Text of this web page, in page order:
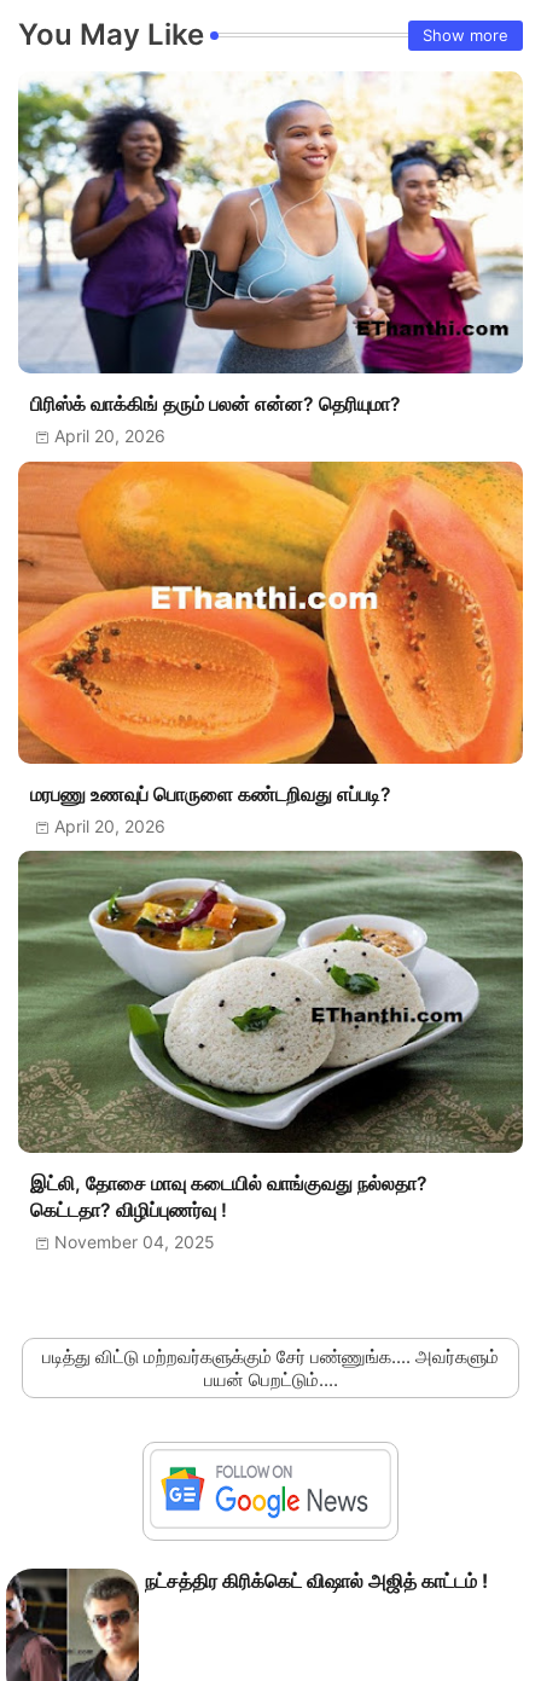
You May Like Show more
பிரிஸ்க் வாக்கிங் தரும் பலன் என்ன? தெரியுமா?
April 20, 2026
மரபணு உணவுப் பொருளை கண்டறிவது எப்படி?
April 20, 2026
இட்லி, தோசை மாவு கடையில் வாங்குவது நல்லதா?
கெட்டதா? விழிப்புணர்வு !
November 04, 2025
படித்து விட்டு மற்றவர்களுக்கும் சேர் பண்ணுங்க.... அவர்களும்
பயன் பெறட்டும்....
நட்சத்திர கிரிக்கெட் விஷால் அஜித் காட்டம் !